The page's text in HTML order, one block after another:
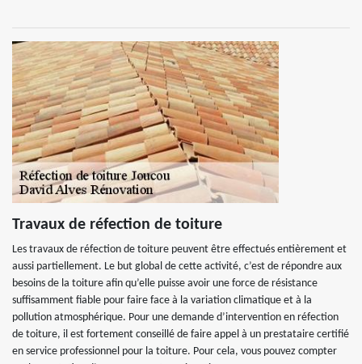
Travaux de réfection de toiture
Les travaux de réfection de toiture peuvent être effectués entièrement et
aussi partiellement. Le but global de cette activité, c’est de répondre aux
besoins de la toiture afin qu’elle puisse avoir une force de résistance
suffisamment fiable pour faire face à la variation climatique et à la
pollution atmosphérique. Pour une demande d’intervention en réfection
de toiture, il est fortement conseillé de faire appel à un prestataire certifié
en service professionnel pour la toiture. Pour cela, vous pouvez compter